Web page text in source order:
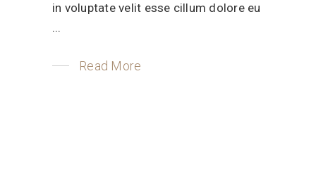
in voluptate velit esse cillum dolore eu
Read More